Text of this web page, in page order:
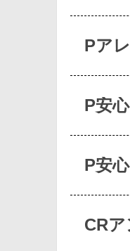
Pア
P安
P安
CR